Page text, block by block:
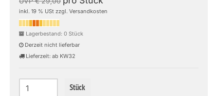
inkl. 19 % USt zzgl. Versandkosten
Lagerbestand: 0 Stück
Derzeit nicht lieferbar
Lieferzeit: ab KW32
Stück